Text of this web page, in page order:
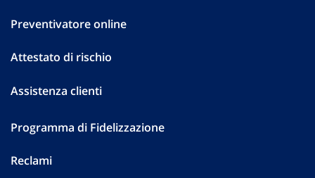
Preventivatore online
Attestato di rischio
Assistenza clienti
Programma di Fidelizzazione
Reclami